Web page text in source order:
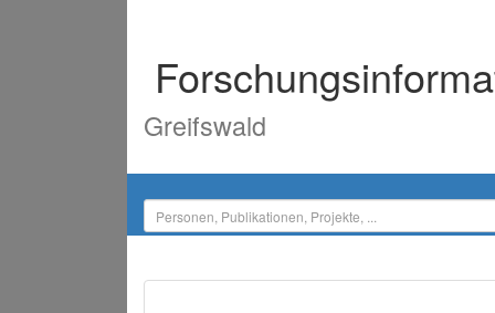
Greifswald